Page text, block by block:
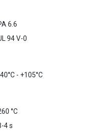
6.6
94 V-0
- +105°C
°C
4 s